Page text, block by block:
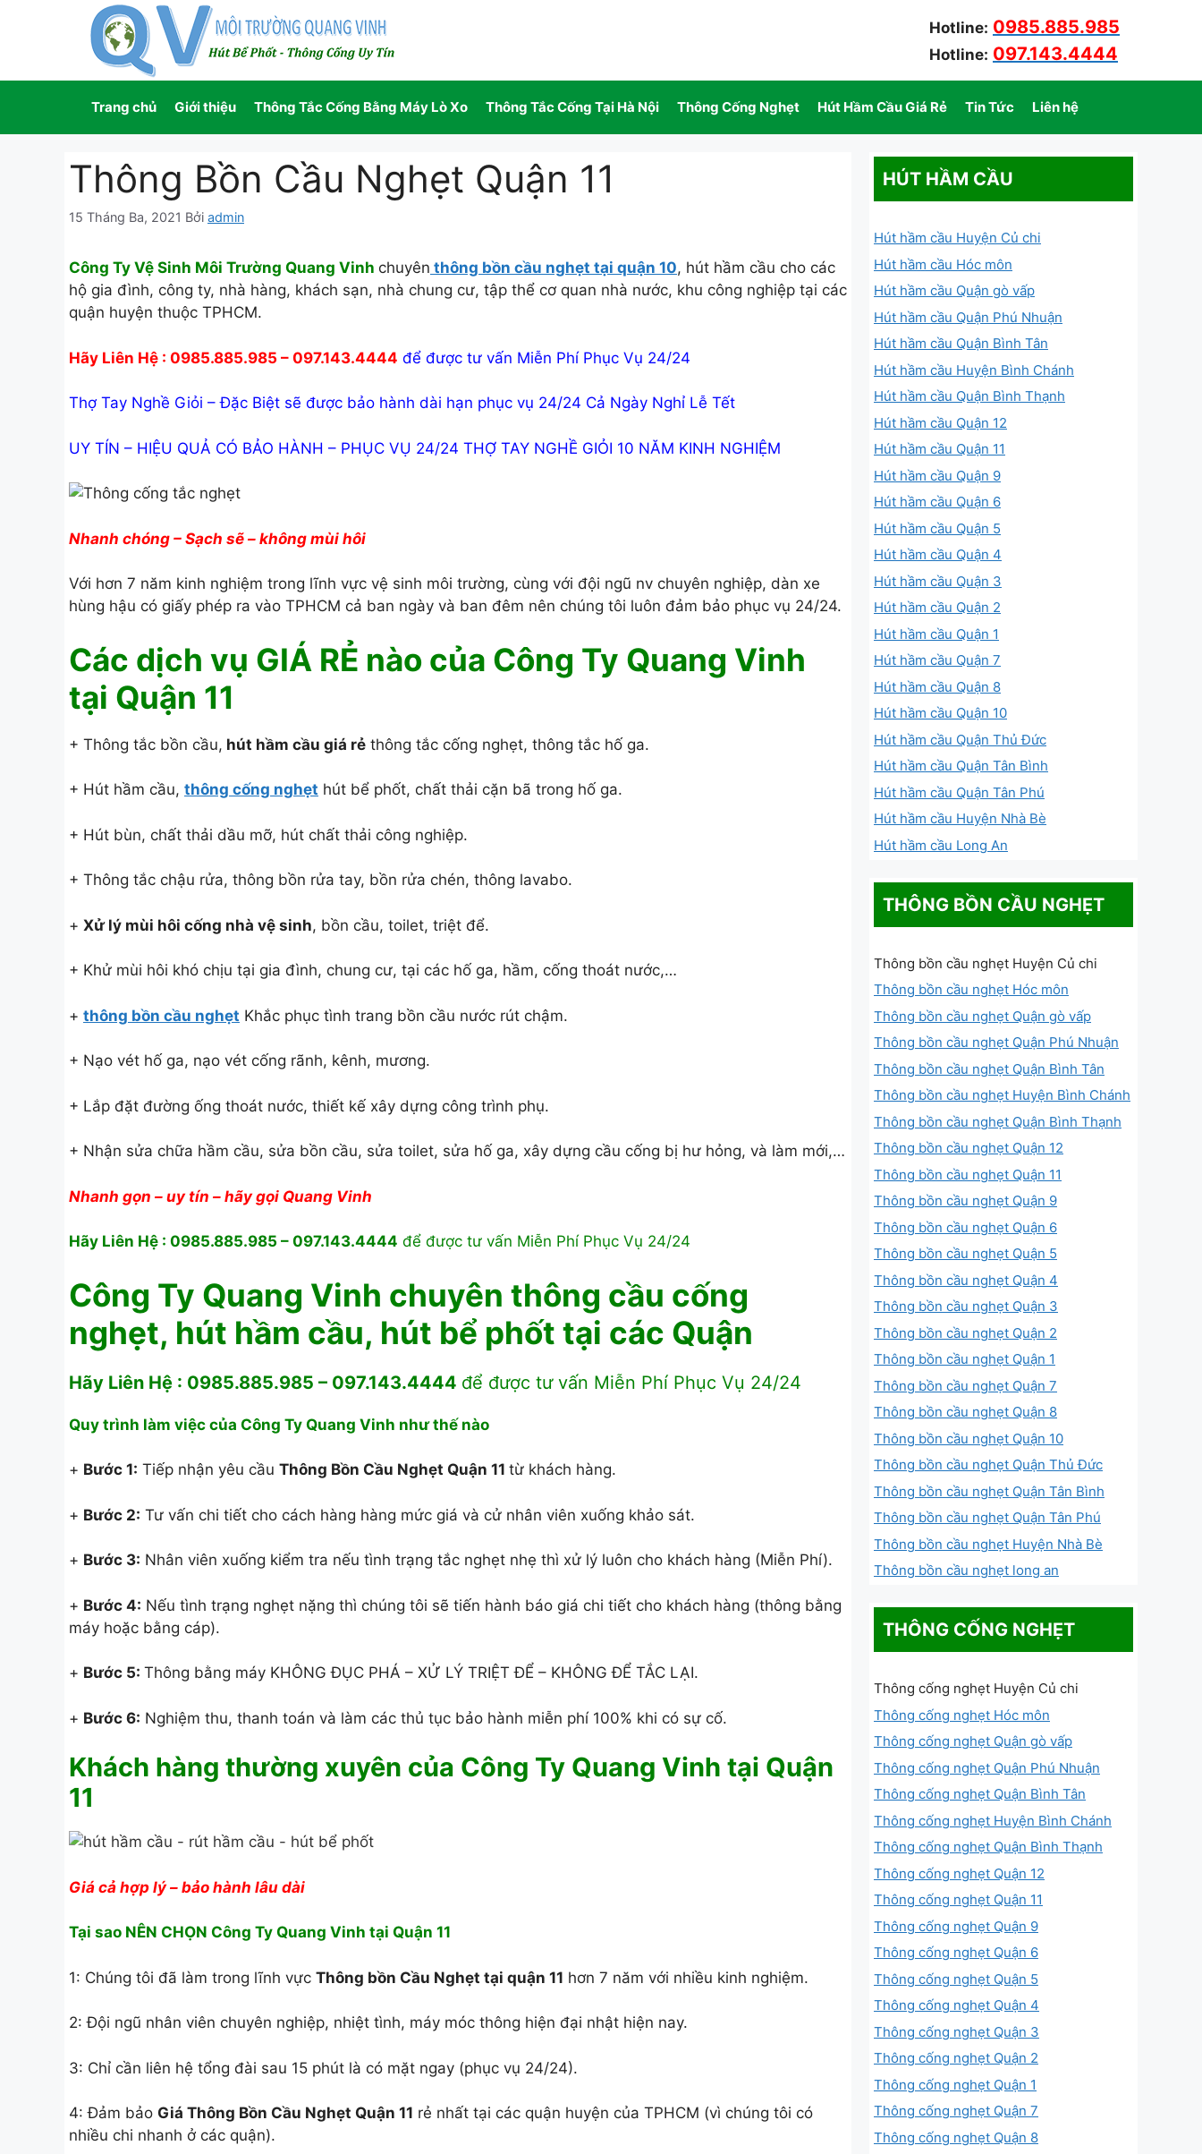
dung
Hotline: 0985.885.985
Hotline: 097.143.4444
Trang chủ Giới thiệu Thông Tắc Cống Bằng Máy Lò Xo Thông Tắc Cống Tại Hà Nội Thông Cống Nghẹt Hút Hầm Cầu Giá Rẻ Tin Tức Liên hệ
Thông Bồn Cầu Nghẹt Quận 11
15 Tháng Ba, 2021 Bởi admin
Công Ty Vệ Sinh Môi Trường Quang Vinh chuyên thông bồn cầu nghẹt tại quận 10, hút hầm cầu cho các
hộ gia đình, công ty, nhà hàng, khách sạn, nhà chung cư, tập thể cơ quan nhà nước, khu công nghiệp tại các
quận huyện thuộc TPHCM.
Hãy Liên Hệ : 0985.885.985 – 097.143.4444 để được tư vấn Miễn Phí Phục Vụ 24/24
Thợ Tay Nghề Giỏi – Đặc Biệt sẽ được bảo hành dài hạn phục vụ 24/24 Cả Ngày Nghỉ Lễ Tết
UY TÍN – HIỆU QUẢ CÓ BẢO HÀNH – PHỤC VỤ 24/24 THỢ TAY NGHỀ GIỎI 10 NĂM KINH NGHIỆM
Nhanh chóng – Sạch sẽ – không mùi hôi
Với hơn 7 năm kinh nghiệm trong lĩnh vực vệ sinh môi trường, cùng với đội ngũ nv chuyên nghiệp, dàn xe
hùng hậu có giấy phép ra vào TPHCM cả ban ngày và ban đêm nên chúng tôi luôn đảm bảo phục vụ 24/24.
Các dịch vụ GIÁ RẺ nào của Công Ty Quang Vinh
tại Quận 11
+ Thông tắc bồn cầu, hút hầm cầu giá rẻ thông tắc cống nghẹt, thông tắc hố ga.
+ Hút hầm cầu, thông cống nghẹt hút bể phốt, chất thải cặn bã trong hố ga.
+ Hút bùn, chất thải dầu mỡ, hút chất thải công nghiệp.
+ Thông tắc chậu rửa, thông bồn rửa tay, bồn rửa chén, thông lavabo.
+ Xử lý mùi hôi cống nhà vệ sinh, bồn cầu, toilet, triệt để.
+ Khử mùi hôi khó chịu tại gia đình, chung cư, tại các hố ga, hầm, cống thoát nước,…
+ thông bồn cầu nghẹt Khắc phục tình trang bồn cầu nước rút chậm.
+ Nạo vét hố ga, nạo vét cống rãnh, kênh, mương.
+ Lắp đặt đường ống thoát nước, thiết kế xây dựng công trình phụ.
+ Nhận sửa chữa hầm cầu, sửa bồn cầu, sửa toilet, sửa hố ga, xây dựng cầu cống bị hư hỏng, và làm mới,…
Nhanh gọn – uy tín – hãy gọi Quang Vinh
Hãy Liên Hệ : 0985.885.985 – 097.143.4444 để được tư vấn Miễn Phí Phục Vụ 24/24
Công Ty Quang Vinh chuyên thông cầu cống
nghẹt, hút hầm cầu, hút bể phốt tại các Quận
Hãy Liên Hệ : 0985.885.985 – 097.143.4444 để được tư vấn Miễn Phí Phục Vụ 24/24
Quy trình làm việc của Công Ty Quang Vinh như thế nào
+ Bước 1: Tiếp nhận yêu cầu Thông Bồn Cầu Nghẹt Quận 11 từ khách hàng.
+ Bước 2: Tư vấn chi tiết cho cách hàng hàng mức giá và cử nhân viên xuống khảo sát.
+ Bước 3: Nhân viên xuống kiểm tra nếu tình trạng tắc nghẹt nhẹ thì xử lý luôn cho khách hàng (Miễn Phí).
+ Bước 4: Nếu tình trạng nghẹt nặng thì chúng tôi sẽ tiến hành báo giá chi tiết cho khách hàng (thông bằng
máy hoặc bằng cáp).
+ Bước 5: Thông bằng máy KHÔNG ĐỤC PHÁ – XỬ LÝ TRIỆT ĐỂ – KHÔNG ĐỂ TẮC LẠI.
+ Bước 6: Nghiệm thu, thanh toán và làm các thủ tục bảo hành miễn phí 100% khi có sự cố.
Khách hàng thường xuyên của Công Ty Quang Vinh tại Quận
11
Giá cả hợp lý – bảo hành lâu dài
Tại sao NÊN CHỌN Công Ty Quang Vinh tại Quận 11
1: Chúng tôi đã làm trong lĩnh vực Thông bồn Cầu Nghẹt tại quận 11 hơn 7 năm với nhiều kinh nghiệm.
2: Đội ngũ nhân viên chuyên nghiệp, nhiệt tình, máy móc thông hiện đại nhật hiện nay.
3: Chỉ cần liên hệ tổng đài sau 15 phút là có mặt ngay (phục vụ 24/24).
4: Đảm bảo Giá Thông Bồn Cầu Nghẹt Quận 11 rẻ nhất tại các quận huyện của TPHCM (vì chúng tôi có
nhiều chi nhanh ở các quận).
HÚT HẦM CẦU
Hút hầm cầu Huyện Củ chi
Hút hầm cầu Hóc môn
Hút hầm cầu Quận gò vấp
Hút hầm cầu Quận Phú Nhuận
Hút hầm cầu Quận Bình Tân
Hút hầm cầu Huyện Bình Chánh
Hút hầm cầu Quận Bình Thạnh
Hút hầm cầu Quận 12
Hút hầm cầu Quận 11
Hút hầm cầu Quận 9
Hút hầm cầu Quận 6
Hút hầm cầu Quận 5
Hút hầm cầu Quận 4
Hút hầm cầu Quận 3
Hút hầm cầu Quận 2
Hút hầm cầu Quận 1
Hút hầm cầu Quận 7
Hút hầm cầu Quận 8
Hút hầm cầu Quận 10
Hút hầm cầu Quận Thủ Đức
Hút hầm cầu Quận Tân Bình
Hút hầm cầu Quận Tân Phú
Hút hầm cầu Huyện Nhà Bè
Hút hầm cầu Long An
THÔNG BỒN CẦU NGHẸT
Thông bồn cầu nghẹt Huyện Củ chi
Thông bồn cầu nghẹt Hóc môn
Thông bồn cầu nghẹt Quận gò vấp
Thông bồn cầu nghẹt Quận Phú Nhuận
Thông bồn cầu nghẹt Quận Bình Tân
Thông bồn cầu nghẹt Huyện Bình Chánh
Thông bồn cầu nghẹt Quận Bình Thạnh
Thông bồn cầu nghẹt Quận 12
Thông bồn cầu nghẹt Quận 11
Thông bồn cầu nghẹt Quận 9
Thông bồn cầu nghẹt Quận 6
Thông bồn cầu nghẹt Quận 5
Thông bồn cầu nghẹt Quận 4
Thông bồn cầu nghẹt Quận 3
Thông bồn cầu nghẹt Quận 2
Thông bồn cầu nghẹt Quận 1
Thông bồn cầu nghẹt Quận 7
Thông bồn cầu nghẹt Quận 8
Thông bồn cầu nghẹt Quận 10
Thông bồn cầu nghẹt Quận Thủ Đức
Thông bồn cầu nghẹt Quận Tân Bình
Thông bồn cầu nghẹt Quận Tân Phú
Thông bồn cầu nghẹt Huyện Nhà Bè
Thông bồn cầu nghẹt long an
THÔNG CỐNG NGHẸT
Thông cống nghẹt Huyện Củ chi
Thông cống nghẹt Hóc môn
Thông cống nghẹt Quận gò vấp
Thông cống nghẹt Quận Phú Nhuận
Thông cống nghẹt Quận Bình Tân
Thông cống nghẹt Huyện Bình Chánh
Thông cống nghẹt Quận Bình Thạnh
Thông cống nghẹt Quận 12
Thông cống nghẹt Quận 11
Thông cống nghẹt Quận 9
Thông cống nghẹt Quận 6
Thông cống nghẹt Quận 5
Thông cống nghẹt Quận 4
Thông cống nghẹt Quận 3
Thông cống nghẹt Quận 2
Thông cống nghẹt Quận 1
Thông cống nghẹt Quận 7
Thông cống nghẹt Quận 8